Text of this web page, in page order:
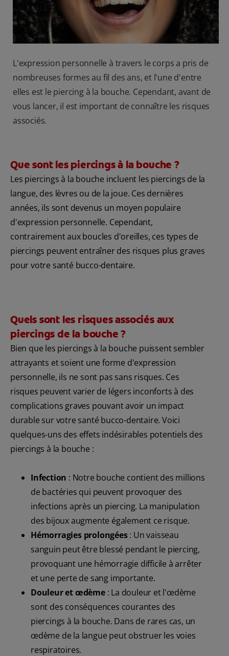
L'expression personnelle à travers le corps a pris de
nombreuses formes au fil des ans, et l'une d'entre
elles est le piercing à la bouche. Cependant, avant de
vous lancer, il est important de connaître les risques
associés.
Que sont les piercings à la bouche ?
Les piercings à la bouche incluent les piercings de la
langue, des lèvres ou de la joue. Ces dernières
années, ils sont devenus un moyen populaire
d'expression personnelle. Cependant,
contrairement aux boucles d'oreilles, ces types de
piercings peuvent entraîner des risques plus graves
pour votre santé bucco-dentaire.
Quels sont les risques associés aux
piercings de la bouche ?
Bien que les piercings à la bouche puissent sembler
attrayants et soient une forme d'expression
personnelle, ils ne sont pas sans risques. Ces
risques peuvent varier de légers inconforts à des
complications graves pouvant avoir un impact
durable sur votre santé bucco-dentaire. Voici
quelques-uns des effets indésirables potentiels des
piercings à la bouche :
Infection : Notre bouche contient des millions
de bactéries qui peuvent provoquer des
infections après un piercing. La manipulation
des bijoux augmente également ce risque.
Hémorragies prolongées: Un vaisseau
sanguin peut être blessé pendant le piercing,
provoquant une hémorragie difficile à arrêter
et une perte de sang importante.
Douleur et œdème: La douleur et l'œdème
sont des conséquences courantes des
piercings à la bouche. Dans de rares cas, un
œdème de la langue peut obstruer les voies
respiratoires.